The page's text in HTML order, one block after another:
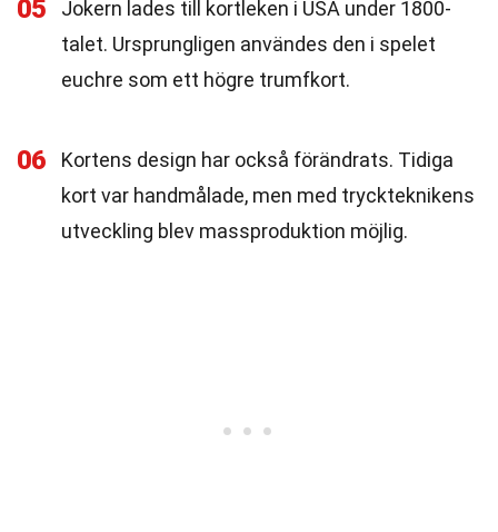
05
Jokern lades till kortleken i USA under 1800-
talet. Ursprungligen användes den i spelet
euchre som ett högre trumfkort.
06
Kortens design har också förändrats. Tidiga
kort var handmålade, men med tryckteknikens
utveckling blev massproduktion möjlig.